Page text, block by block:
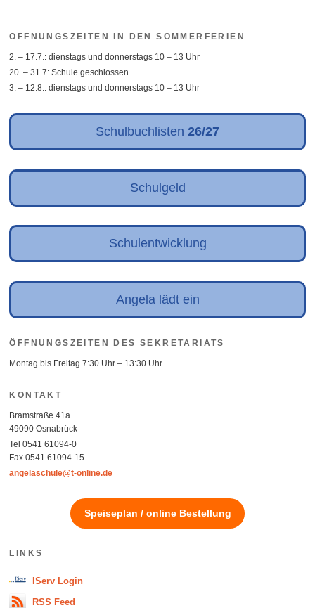
ÖFFNUNGSZEITEN IN DEN SOMMERFERIEN
2. – 17.7.: dienstags und donnerstags 10 – 13 Uhr
20. – 31.7: Schule geschlossen
3. – 12.8.: dienstags und donnerstags 10 – 13 Uhr
Schulbuchlisten 26/27
Schulgeld
Schulentwicklung
Angela lädt ein
ÖFFNUNGSZEITEN DES SEKRETARIATS
Montag bis Freitag 7:30 Uhr – 13:30 Uhr
KONTAKT
Bramstraße 41a
49090 Osnabrück
Tel 0541 61094-0
Fax 0541 61094-15
angelaschule@t-online.de
Speiseplan / online Bestellung
LINKS
IServ Login
RSS Feed